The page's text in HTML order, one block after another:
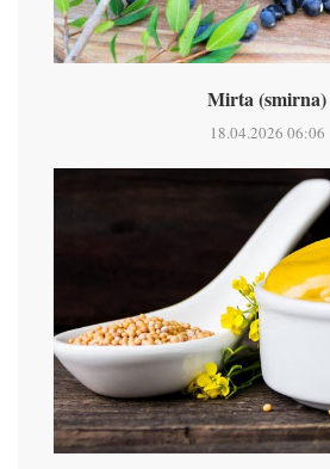
Mirta (smirna)
18.04.2026 06:06